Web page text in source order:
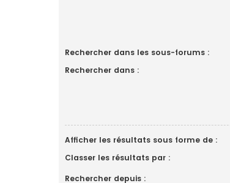
Rechercher dans les sous-forums :
Rechercher dans :
Afficher les résultats sous forme de :
Classer les résultats par :
Rechercher depuis :